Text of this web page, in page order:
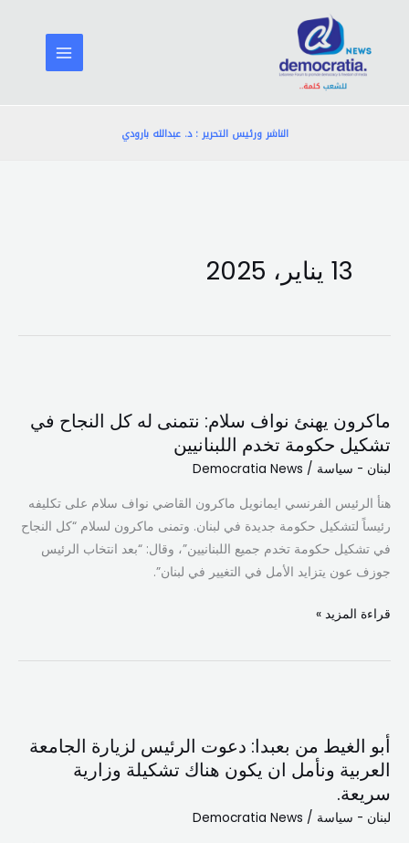
المحتوى
الناشر ورئيس التحرير : د. عبدالله بارودي
13 يناير، 2025
ماكرون يهنئ نواف سلام: نتمنى له كل النجاح في
تشكيل حكومة تخدم اللبنانيين
لبنان - سياسة /
Democratia News
هنأ الرئيس الفرنسي ايمانويل ماكرون القاضي نواف سلام على تكليفه
رئيساً لتشكيل حكومة جديدة في لبنان. وتمنى ماكرون لسلام “كل النجاح
في تشكيل حكومة تخدم جميع اللبنانيين”، وقال: “بعد انتخاب الرئيس
جوزف عون يتزايد الأمل في التغيير في لبنان”.
نواف
سلام:
نتمنى
النجاح
في
تشكيل
حكومة
قراءة المزيد »
أبو الغيط من بعبدا: دعوت الرئيس لزيارة الجامعة
العربية ونأمل ان يكون هناك تشكيلة وزارية
سريعة.
لبنان - سياسة /
Democratia News
من
بعبدا:
دعوت
الرئيس